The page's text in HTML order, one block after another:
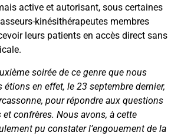
active et autorisant, sous certaines
kinésithérapeutes membres
leurs patients en accès direct sans
soirée de ce genre que nous
en effet, le 23 septembre dernier,
pour répondre aux questions
confrères. Nous avons, à cette
pu constater l’engouement de la